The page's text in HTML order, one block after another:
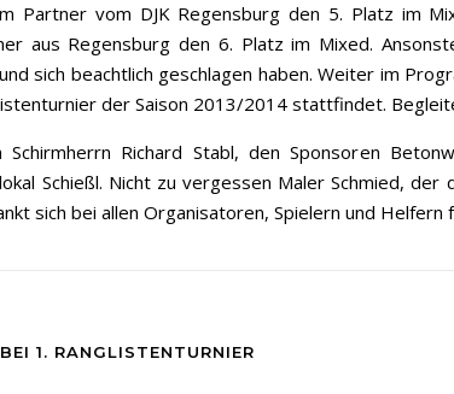
Partner vom DJK Regensburg den 5. Platz im
aus Regensburg den 6. Platz im Mixed.
sich beachtlich geschlagen haben. Weiter im
der Saison 2013/2014 stattfindet.
Richard Stabl, den Sponsoren
Schießl. Nicht zu vergessen Maler Schmied,
sich bei allen Organisatoren, Spielern und
1. RANGLISTENTURNIER